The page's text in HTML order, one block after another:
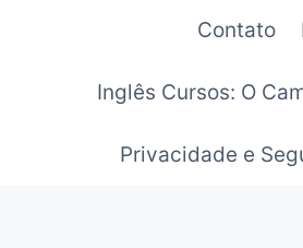
Contato
Inglês Cursos: O
Privacidade e